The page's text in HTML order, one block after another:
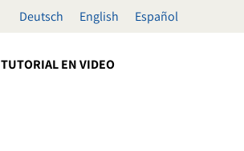
Deutsch English Español
TUTORIAL EN VIDEO